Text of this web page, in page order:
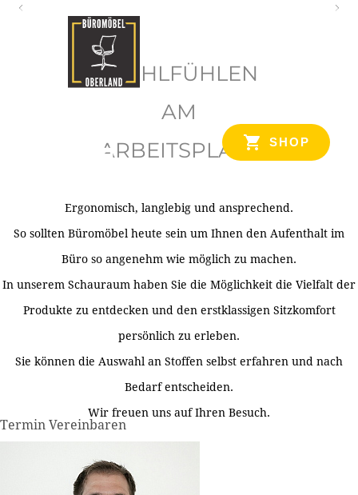
SHOP
WOHLFÜHLEN
AM
ARBEITSPLATZ
Ergonomisch, langlebig und ansprechend.
So sollten Büromöbel heute sein um Ihnen den Aufenthalt im
Büro so angenehm wie möglich zu machen.
In unserem Schauraum haben Sie die Möglichkeit die Vielfalt der
Produkte zu entdecken und den erstklassigen Sitzkomfort
persönlich zu erleben.
Sie können die Auswahl an Stoffen selbst erfahren und nach
Bedarf entscheiden.
Wir freuen uns auf Ihren Besuch.
Termin Vereinbaren